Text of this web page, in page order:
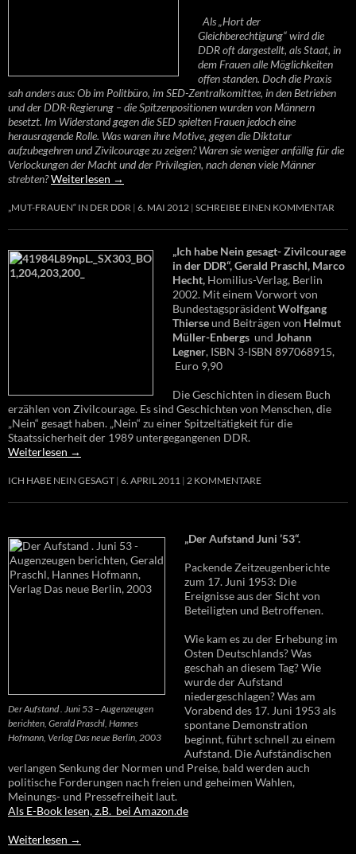
Als „Hort der
Gleichberechtigung“ wird die
DDR oft dargestellt, als Staat, in
dem Frauen alle Möglichkeiten
offen standen. Doch die Praxis
sah anders aus: Ob im Politbüro, im SED-Zentralkomittee, in den Betrieben
und der DDR-Regierung – die Spitzenpositionen wurden von Männern
besetzt. Im Widerstand gegen die SED spielten Frauen jedoch eine
herausragende Rolle. Was waren ihre Motive, gegen die Diktatur
aufzubegehren und Zivilcourage zu zeigen? Waren sie weniger anfällig für die
Verlockungen der Macht und der Privilegien, nach denen viele Männer
strebten?Weiterlesen →
„MUT-FRAUEN“ IN DER DDR 6. MAI 2012 SCHREIBE EINEN KOMMENTAR
„Ich habe Nein gesagt- Zivilcourage
in der DDR“, Gerald Praschl, Marco
Hecht, Homilius-Verlag, Berlin
2002. Mit einem Vorwort von
BundestagspräsidentWolfgang
Thierseund Beiträgen von Helmut
Müller-Enbergs und Johann
Legner, ISBN 3-ISBN 897068915,
Euro 9,90
Die Geschichten in diesem Buch
erzählen von Zivilcourage. Es sind Geschichten von Menschen, die
„Nein“ gesagt haben. „Nein“ zu einer Spitzeltätigkeit für die
Staatssicherheit der 1989 untergegangenen DDR.
Weiterlesen →
ICH HABE NEIN GESAGT 6. APRIL 2011 2 KOMMENTARE
Der Aufstand . Juni 53 – Augenzeugen
berichten, Gerald Praschl, Hannes
Hofmann, Verlag Das neue Berlin, 2003
„Der Aufstand Juni ’53“.
Packende Zeitzeugenberichte
zum 17. Juni 1953: Die
Ereignisse aus der Sicht von
Beteiligten und Betroffenen.
Wie kam es zu der Erhebung im
Osten Deutschlands? Was
geschah an diesem Tag? Wie
wurde der Aufstand
niedergeschlagen? Was am
Vorabend des 17. Juni 1953 als
spontane Demonstration
beginnt, führt schnell zu einem
Aufstand. Die Aufständischen
verlangen Senkung der Normen und Preise, bald werden auch
politische Forderungen nach freien und geheimen Wahlen,
Meinungs- und Pressefreiheit laut.
Als E-Book lesen, z.B. bei Amazon.de
Weiterlesen →